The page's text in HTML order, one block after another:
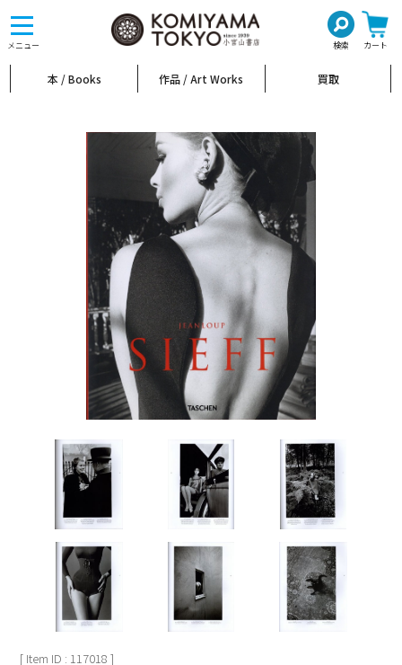
メニュー 検索 カート
toggle
navigation
本 / Books 作品 / Art Works 買取
[ Item ID : 117018 ]